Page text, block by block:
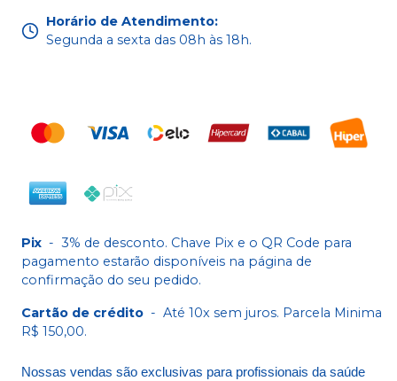
Horário de Atendimento:
Segunda a sexta das 08h às 18h.
Pix - 3% de desconto. Chave Pix e o QR Code para
pagamento estarão disponíveis na página de
confirmação do seu pedido.
Cartão de crédito - Até 10x sem juros. Parcela Minima
R$ 150,00.
Nossas vendas são exclusivas para profissionais da saúde